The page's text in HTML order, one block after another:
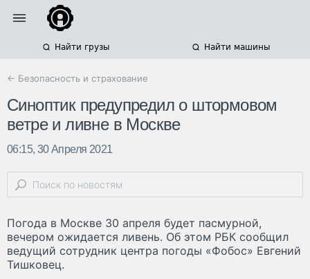
Найти грузы Найти машины
← Безопасность и страхование
Синоптик предупредил о штормовом
ветре и ливне в Москве
06:15, 30 Апреля 2021
Погода в Москве 30 апреля будет пасмурной,
вечером ожидается ливень. Об этом РБК сообщил
ведущий сотрудник центра погоды «Фобос» Евгений
Тишковец.